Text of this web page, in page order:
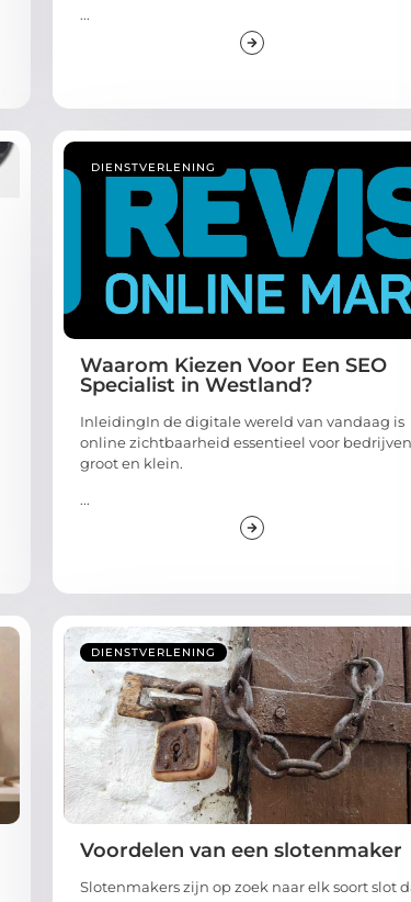
...
DIENSTVERLENING
Waarom Kiezen Voor Een SEO
Specialist in Westland?
InleidingIn de digitale wereld van vandaag is
online zichtbaarheid essentieel voor
groot en klein.
...
DIENSTVERLENING
Voordelen van een slotenmaker
Slotenmakers zijn op zoek naar elk soort slot